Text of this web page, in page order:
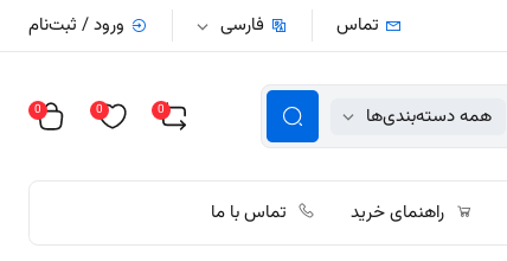
تماس فارسی ورود / ثبت‌نام
همه دسته‌بندی‌ها 0
0
0
راهنمای خرید تماس با ما